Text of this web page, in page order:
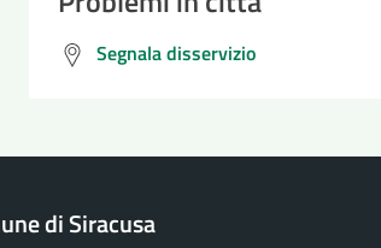
Segnala disservizio
di Siracusa